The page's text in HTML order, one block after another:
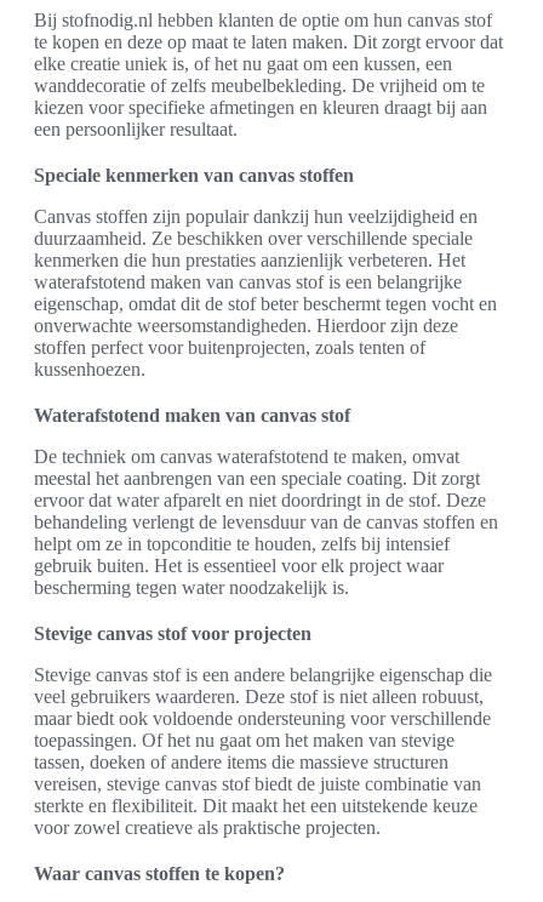
Bij stofnodig.nl hebben klanten de optie om hun canvas stof
te kopen en deze op maat te laten maken. Dit zorgt ervoor dat
elke creatie uniek is, of het nu gaat om een kussen, een
wanddecoratie of zelfs meubelbekleding. De vrijheid om te
kiezen voor specifieke afmetingen en kleuren draagt bij aan
een persoonlijker resultaat.
Speciale kenmerken van canvas stoffen
Canvas stoffen zijn populair dankzij hun veelzijdigheid en
duurzaamheid. Ze beschikken over verschillende speciale
kenmerken die hun prestaties aanzienlijk verbeteren. Het
waterafstotend maken van canvas stof is een belangrijke
eigenschap, omdat dit de stof beter beschermt tegen vocht en
onverwachte weersomstandigheden. Hierdoor zijn deze
stoffen perfect voor buitenprojecten, zoals tenten of
kussenhoezen.
Waterafstotend maken van canvas stof
De techniek om canvas waterafstotend te maken, omvat
meestal het aanbrengen van een speciale coating. Dit zorgt
ervoor dat water afparelt en niet doordringt in de stof. Deze
behandeling verlengt de levensduur van de canvas stoffen en
helpt om ze in topconditie te houden, zelfs bij intensief
gebruik buiten. Het is essentieel voor elk project waar
bescherming tegen water noodzakelijk is.
Stevige canvas stof voor projecten
Stevige canvas stof is een andere belangrijke eigenschap die
veel gebruikers waarderen. Deze stof is niet alleen robuust,
maar biedt ook voldoende ondersteuning voor verschillende
toepassingen. Of het nu gaat om het maken van stevige
tassen, doeken of andere items die massieve structuren
vereisen, stevige canvas stof biedt de juiste combinatie van
sterkte en flexibiliteit. Dit maakt het een uitstekende keuze
voor zowel creatieve als praktische projecten.
Waar canvas stoffen te kopen?